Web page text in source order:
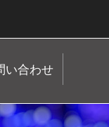
い合わせ